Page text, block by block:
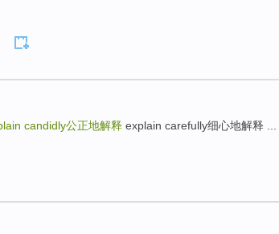
candidly公正地解释 explain carefully细心地解释 ...